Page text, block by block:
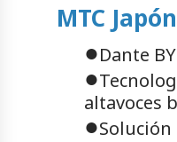
MTC
●Dante
●
altavoces
●